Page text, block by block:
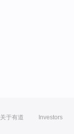
关于有道 Investors